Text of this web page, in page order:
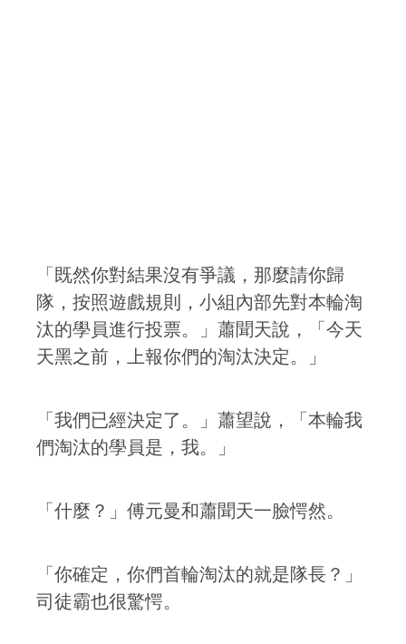
「既然你對結果沒有爭議，那麼請你歸
隊，按照遊戲規則，小組內部先對本輪淘
汰的學員進行投票。」蕭聞天說，「今天
天黑之前，上報你們的淘汰決定。」
「我們已經決定了。」蕭望說，「本輪我
們淘汰的學員是，我。」
「什麼？」傅元曼和蕭聞天一臉愕然。
「你確定，你們首輪淘汰的就是隊長？」
司徒霸也很驚愕。